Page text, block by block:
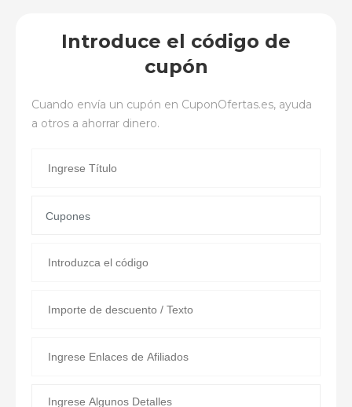
Introduce el código de
cupón
Cuando envía un cupón en CuponOfertas.es, ayuda
a otros a ahorrar dinero.